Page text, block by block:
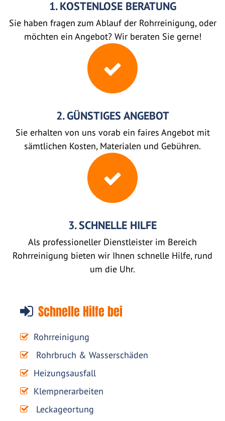
1. KOSTENLOSE BERATUNG
Sie haben fragen zum Ablauf der Rohrreinigung, oder
möchten ein Angebot? Wir beraten Sie gerne!
2. GÜNSTIGES ANGEBOT
Sie erhalten von uns vorab ein faires Angebot mit
sämtlichen Kosten, Materialen und Gebühren.
3. SCHNELLE HILFE
Als professioneller Dienstleister im Bereich
Rohrreinigung bieten wir Ihnen schnelle Hilfe, rund
um die Uhr.
Schnelle Hilfe bei
Rohrreinigung
Rohrbruch & Wasserschäden
Heizungsausfall
Klempnerarbeiten
Leckageortung